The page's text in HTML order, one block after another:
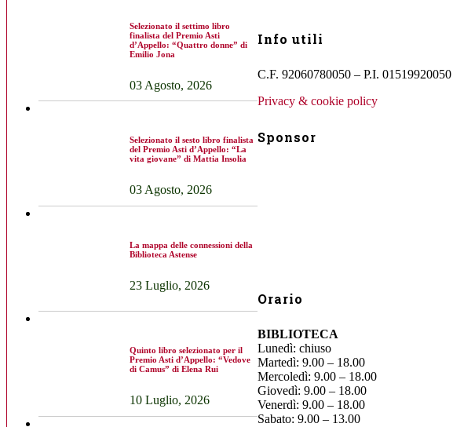
Selezionato il settimo libro
finalista del Premio Asti
d’Appello: “Quattro donne” di
Emilio Jona
03 Agosto, 2026
Selezionato il sesto libro finalista
del Premio Asti d’Appello: “La
vita giovane” di Mattia Insolia
03 Agosto, 2026
La mappa delle connessioni della
Biblioteca Astense
23 Luglio, 2026
Quinto libro selezionato per il
Premio Asti d’Appello: “Vedove
di Camus” di Elena Rui
10 Luglio, 2026
Info utili
C.F. 92060780050 – P.I. 01519920050
Privacy & cookie policy
Sponsor
Orario
BIBLIOTECA
Lunedì: chiuso
Martedì: 9.00 – 18.00
Mercoledì: 9.00 – 18.00
Giovedì: 9.00 – 18.00
Venerdì: 9.00 – 18.00
Sabato: 9.00 – 13.00